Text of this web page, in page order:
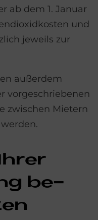
ab dem 1. Januar
und
jeweils zur
außerdem
vorgeschriebenen
zwischen Mietern
be­